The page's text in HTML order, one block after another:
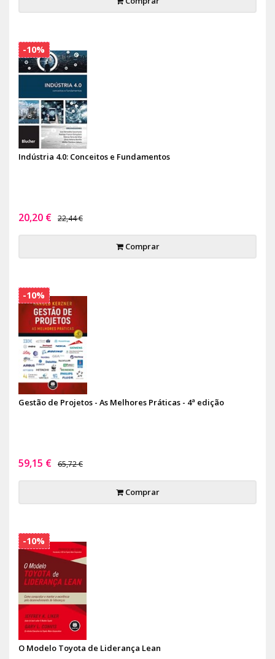
Indústria 4.0: Conceitos e Fundamentos
20,20 € 22,44 €
Comprar
-10%
Gestão de Projetos - As Melhores Práticas - 4ª edição
59,15 € 65,72 €
Comprar
-10%
O Modelo Toyota de Liderança Lean
-10%